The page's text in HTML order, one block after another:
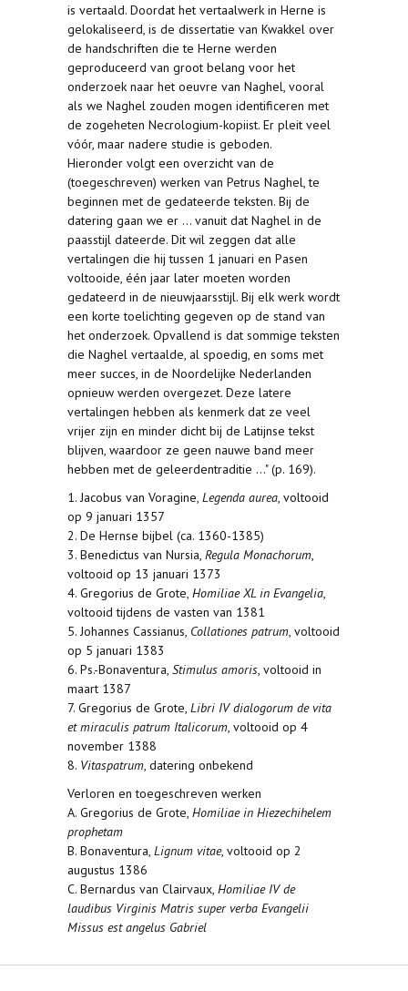
is vertaald. Doordat het vertaalwerk in Herne is
gelokaliseerd, is de dissertatie van Kwakkel over
de handschriften die te Herne werden
geproduceerd van groot belang voor het
onderzoek naar het oeuvre van Naghel, vooral
als we Naghel zouden mogen identificeren met
de zogeheten Necrologium-kopiist. Er pleit veel
vóór, maar nadere studie is geboden.
Hieronder volgt een overzicht van de
(toegeschreven) werken van Petrus Naghel, te
beginnen met de gedateerde teksten. Bij de
datering gaan we er ... vanuit dat Naghel in de
paasstijl dateerde. Dit wil zeggen dat alle
vertalingen die hij tussen 1 januari en Pasen
voltooide, één jaar later moeten worden
gedateerd in de nieuwjaarsstijl. Bij elk werk wordt
een korte toelichting gegeven op de stand van
het onderzoek. Opvallend is dat sommige teksten
die Naghel vertaalde, al spoedig, en soms met
meer succes, in de Noordelijke Nederlanden
opnieuw werden overgezet. Deze latere
vertalingen hebben als kenmerk dat ze veel
vrijer zijn en minder dicht bij de Latijnse tekst
blijven, waardoor ze geen nauwe band meer
hebben met de geleerdentraditie ..." (p. 169).
1. Jacobus van Voragine, Legenda aurea, voltooid
op 9 januari 1357
2. De Hernse bijbel (ca. 1360-1385)
3. Benedictus van Nursia, Regula Monachorum,
voltooid op 13 januari 1373
4. Gregorius de Grote, Homiliae XL in Evangelia,
voltooid tijdens de vasten van 1381
5. Johannes Cassianus, Collationes patrum, voltooid
op 5 januari 1383
6. Ps.-Bonaventura, Stimulus amoris, voltooid in
maart 1387
7. Gregorius de Grote, Libri IV dialogorum de vita
et miraculis patrum Italicorum, voltooid op 4
november 1388
8. Vitaspatrum, datering onbekend
Verloren en toegeschreven werken
A. Gregorius de Grote, Homiliae in Hiezechihelem
prophetam
B. Bonaventura, Lignum vitae, voltooid op 2
augustus 1386
C. Bernardus van Clairvaux, Homiliae IV de
laudibus Virginis Matris super verba Evangelii
Missus est angelus Gabriel